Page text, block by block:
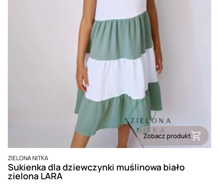
Zobacz produkt
PRODUCENT
ZIELONA NITKA
Sukienka dla dziewczynki muślinowa biało
zielona LARA